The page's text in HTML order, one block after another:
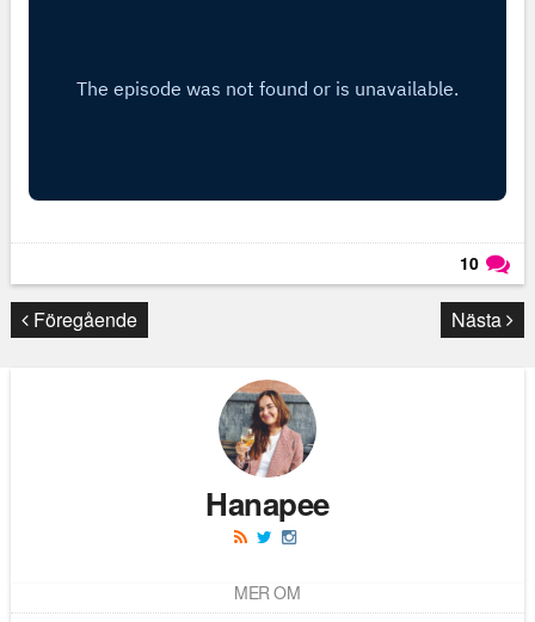
10
Läs kommentarer (10)
Föregående Nästa
Hanapee
MER OM